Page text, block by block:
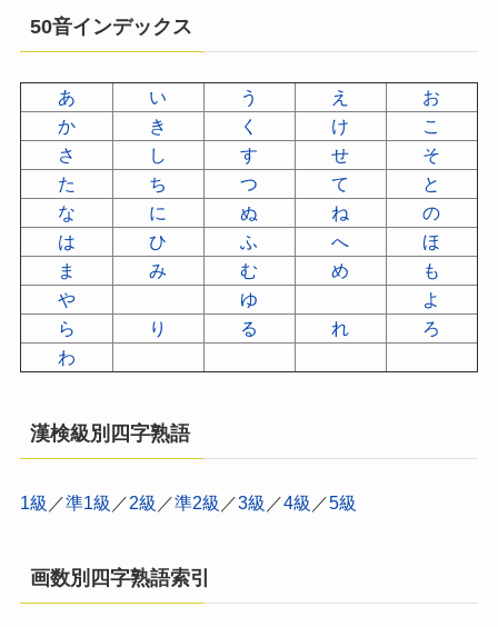
50音インデックス
あ い う え
お
か
き く け
こ
さ
し す せ
そ
た
ち つ て
と
な
に ぬ ね
の
は
ひ ふ へ
ほ
ま
み む め
も
や
ゆ
よ
ら
り る れ
ろ
わ
漢検級別四字熟語
1級 ／準1級 ／2級 ／準2級 ／3級 ／4級 ／5級
画数別四字熟語索引